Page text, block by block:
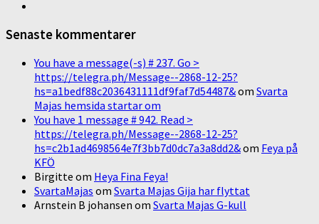
Senaste kommentarer
You have a message(-s) # 237. Go >
https://telegra.ph/Message--2868-12-25?
hs=a1bedf88c2036431111df9faf7d54487&om Svarta
Majas hemsida startar om
You have 1 message # 942. Read >
https://telegra.ph/Message--2868-12-25?
hs=c2b1ad4698564e7f3bb7d0dc7a3a8dd2&om Feya på
KFÖ
Birgitte om Heya Fina Feya!
SvartaMajas om Svarta Majas Gija har flyttat
Arnstein B johansen om Svarta Majas G-kull